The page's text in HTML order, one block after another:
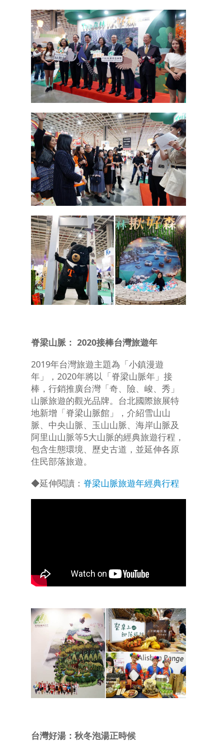
脊梁山脈： 2020接棒台灣旅遊年
2019年台灣旅遊主題為「小鎮漫遊
年」，2020年將以「脊梁山脈年」接
棒，行銷推廣台灣「奇、險、峻、秀」
山脈旅遊的觀光品牌。台北國際旅展特
地新增「脊梁山脈館」，介紹雪山山
脈、中央山脈、玉山山脈、海岸山脈及
阿里山山脈等5大山脈的經典旅遊行程，
包含生態環境、歷史古道，並延伸各原
住民部落旅遊。
◆延伸閱讀： 脊梁山脈旅遊年經典行程
台灣好湯：秋冬泡湯正時候